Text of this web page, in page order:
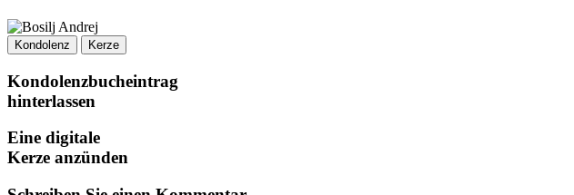
Kondolenz Kerze
Kondolenzbucheintrag
hinterlassen
Eine digitale
Kerze anzünden